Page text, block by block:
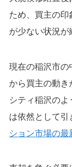
ため、買主の
が少ない状況が
現在の稲沢市の
から買主の動
シティ稲沢の
は依然として引
ション市場の最